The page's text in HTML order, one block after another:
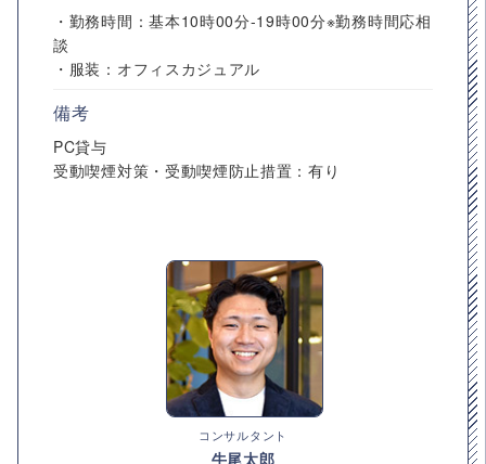
・勤務時間：基本10時00分-19時00分※勤務時間応相
談
・服装：オフィスカジュアル
備考
PC貸与
受動喫煙対策・受動喫煙防止措置：有り
コンサルタント
牛尾太郎